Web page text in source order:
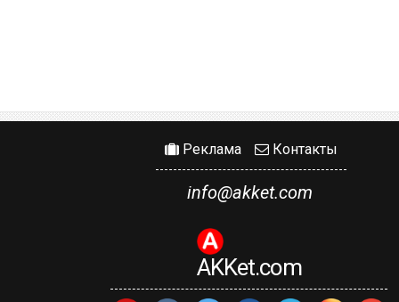
Реклама Контакты
info@akket.com
AKKet.com